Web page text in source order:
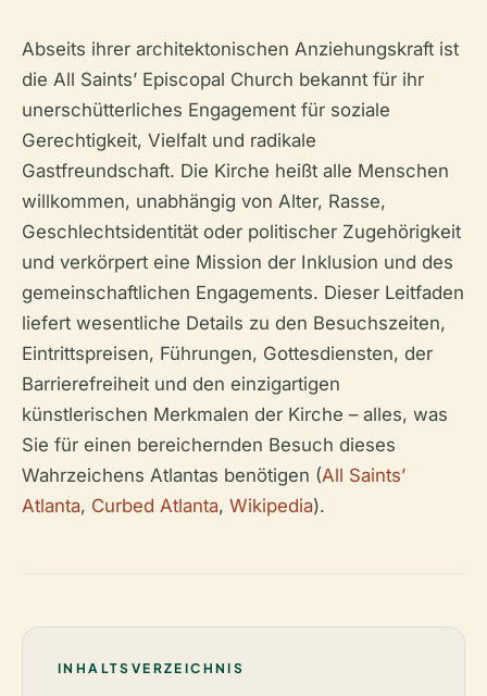
Abseits ihrer architektonischen Anziehungskraft ist
die All Saints’ Episcopal Church bekannt für ihr
unerschütterliches Engagement für soziale
Gerechtigkeit, Vielfalt und radikale
Gastfreundschaft. Die Kirche heißt alle Menschen
willkommen, unabhängig von Alter, Rasse,
Geschlechtsidentität oder politischer Zugehörigkeit
und verkörpert eine Mission der Inklusion und des
gemeinschaftlichen Engagements. Dieser Leitfaden
liefert wesentliche Details zu den Besuchszeiten,
Eintrittspreisen, Führungen, Gottesdiensten, der
Barrierefreiheit und den einzigartigen
künstlerischen Merkmalen der Kirche – alles, was
Sie für einen bereichernden Besuch dieses
Wahrzeichens Atlantas benötigen (All Saints’
Atlanta, Curbed Atlanta, Wikipedia).
INHALTSVERZEICHNIS